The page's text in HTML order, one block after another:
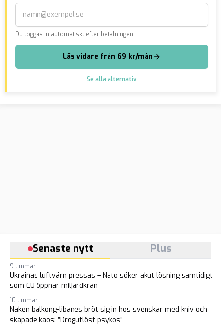
Du loggas in automatiskt efter betalningen.
Läs vidare från 69 kr/mån
Se alla alternativ
Senaste nytt Plus
9 timmar
Ukrainas luftvärn pressas – Nato söker akut lösning samtidigt
som EU öppnar miljardkran
10 timmar
Naken balkong-libanes bröt sig in hos svenskar med kniv och
skapade kaos: ”Drogutlöst psykos”